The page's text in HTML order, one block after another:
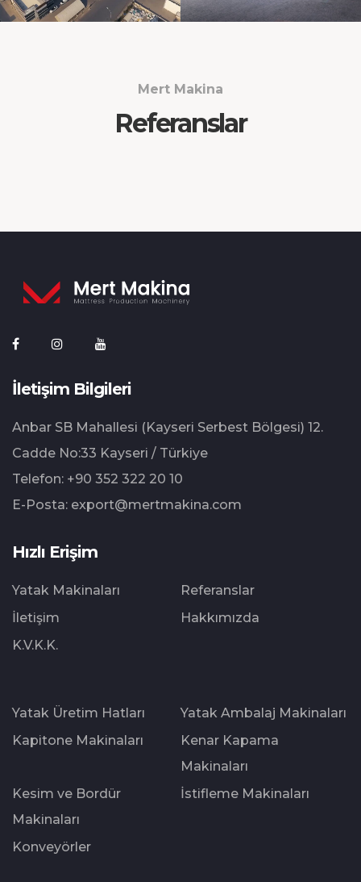
Mert Makina
Referanslar
İletişim Bilgileri
Anbar SB Mahallesi (Kayseri Serbest Bölgesi) 12.⁠
⁠Cadde No:33 Kayseri / Türkiye
Telefon: +90 352 322 20 10
E-Posta: export@mertmakina.com
Hızlı Erişim
Yatak Makinaları
Referanslar
İletişim
Hakkımızda
K.V.K.K.
Yatak Üretim Hatları
Yatak Ambalaj Makinaları
Kapitone Makinaları
Kenar Kapama
Makinaları
Kesim ve Bordür
Makinaları
İstifleme Makinaları
Konveyörler